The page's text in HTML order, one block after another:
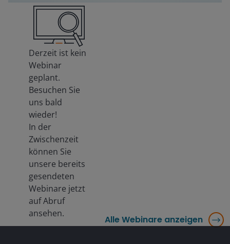
Derzeit ist kein
Webinar
geplant.
Besuchen Sie
uns bald
wieder!
In der
Zwischenzeit
können Sie
unsere bereits
gesendeten
Webinare jetzt
auf Abruf
ansehen.
Alle Webinare anzeigen